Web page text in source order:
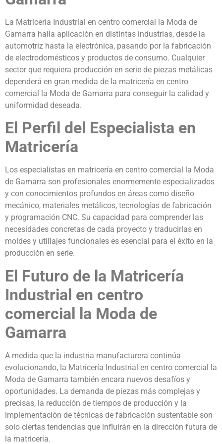
La Matricería Industrial en centro comercial la Moda de
Gamarra halla aplicación en distintas industrias, desde la
automotriz hasta la electrónica, pasando por la fabricación
de electrodomésticos y productos de consumo. Cualquier
sector que requiera producción en serie de piezas metálicas
dependerá en gran medida de la matricería en centro
comercial la Moda de Gamarra para conseguir la calidad y
uniformidad deseada.
El Perfil del Especialista en
Matricería
Los especialistas en matricería en centro comercial la Moda
de Gamarra son profesionales enormemente especializados
y con conocimientos profundos en áreas como diseño
mecánico, materiales metálicos, tecnologías de fabricación
y programación CNC. Su capacidad para comprender las
necesidades concretas de cada proyecto y traducirlas en
moldes y utillajes funcionales es esencial para el éxito en la
producción en serie.
El Futuro de la Matricería
Industrial en centro
comercial la Moda de
Gamarra
A medida que la industria manufacturera continúa
evolucionando, la Matricería Industrial en centro comercial la
Moda de Gamarra también encara nuevos desafíos y
oportunidades. La demanda de piezas más complejas y
precisas, la reducción de tiempos de producción y la
implementación de técnicas de fabricación sustentable son
solo ciertas tendencias que influirán en la dirección futura de
la matricería.